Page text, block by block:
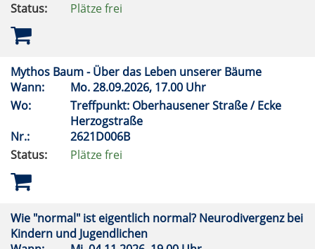
Status:
Plätze frei
Mythos Baum - Über das Leben unserer Bäume
Wann:
Mo.28.09.2026, 17.00 Uhr
Wo:
Treffpunkt: Oberhausener Straße / Ecke
Herzogstraße
Nr.:
2621D006B
Status:
Plätze frei
Wie "normal" ist eigentlich normal? Neurodivergenz bei
Kindern und Jugendlichen